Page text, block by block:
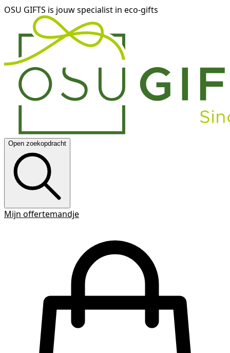
OSU GIFTS is jouw specialist in eco-gifts
Open zoekopdracht
Mijn offertemandje